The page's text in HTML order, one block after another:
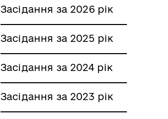
Засідання за 2026 рік
Засідання за 2025 рік
Засідання за 2024 рік
Засідання за 2023 рік